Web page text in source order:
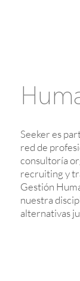
Seeker es
red de
consultoría
recruiting y
Gestión
nuestra
alternativas